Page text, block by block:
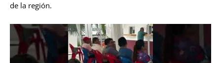
de la región.